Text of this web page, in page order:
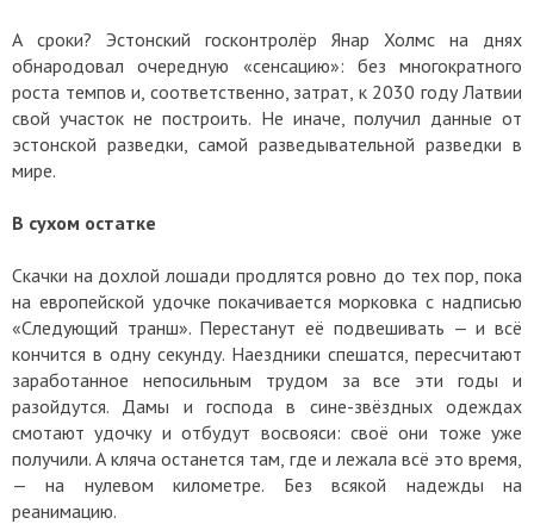
А сроки? Эстонский госконтролёр Янар Холмс на днях
обнародовал очередную «сенсацию»: без многократного
роста темпов и, соответственно, затрат, к 2030 году Латвии
свой участок не построить. Не иначе, получил данные от
эстонской разведки, самой разведывательной разведки в
мире.
В сухом остатке
Скачки на дохлой лошади продлятся ровно до тех пор, пока
на европейской удочке покачивается морковка с надписью
«Следующий транш». Перестанут её подвешивать — и всё
кончится в одну секунду. Наездники спешатся, пересчитают
заработанное непосильным трудом за все эти годы и
разойдутся. Дамы и господа в сине-звёздных одеждах
смотают удочку и отбудут восвояси: своё они тоже уже
получили. А кляча останется там, где и лежала всё это время,
— на нулевом километре. Без всякой надежды на
реанимацию.